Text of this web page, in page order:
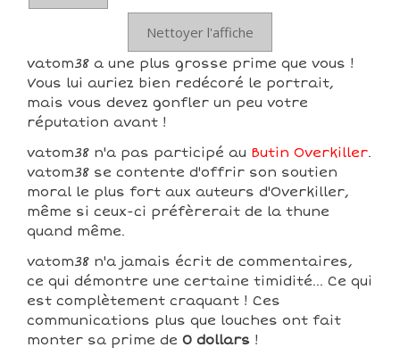
Nettoyer l'affiche
vatom38 a une plus grosse prime que vous !
Vous lui auriez bien redécoré le portrait,
mais vous devez gonfler un peu votre
réputation avant !
vatom38 n'a pas participé au Butin Overkiller.
vatom38 se contente d'offrir son soutien
moral le plus fort aux auteurs d'Overkiller,
même si ceux-ci préfèrerait de la thune
quand même.
vatom38 n'a jamais écrit de commentaires,
ce qui démontre une certaine timidité... Ce qui
est complètement craquant ! Ces
communications plus que louches ont fait
monter sa prime de 0 dollars !